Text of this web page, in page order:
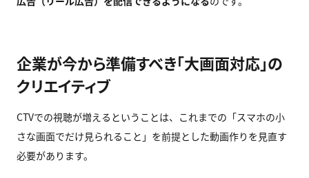
企業が今から準備すべき「大画面対応」の
クリエイティブ
CTVでの視聴が増えるということは、これまでの「スマホの小
さな画面でだけ見られること」を前提とした動画作りを見直す
必要があります。